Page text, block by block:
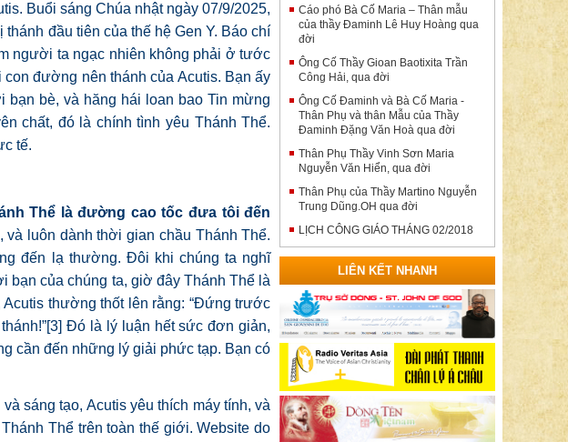
Buổi sáng Chúa nhật ngày 07/9/2025,
đầu tiên của thế hệ Gen Y. Báo chí
người ta ngạc nhiên không phải ở tước
đường nên thánh của Acutis. Bạn ấy
bè, và hăng hái loan bao Tin mừng
chất, đó là chính tình yêu Thánh Thể.
tế.
Thể là đường cao tốc đưa tôi đến
luôn dành thời gian chầu Thánh Thể.
đến lạ thường. Đôi khi chúng ta nghĩ
của chúng ta, giờ đây Thánh Thể là
thường thốt lên rằng: “Đứng trước
[3] Đó là lý luận hết sức đơn giản,
cần đến những lý giải phức tạp. Bạn có
sáng tạo, Acutis yêu thích máy tính, và
Thể trên toàn thế giới. Website do
Cáo phó Bà Cố Maria – Thân mẫu
của thầy Đaminh Lê Huy Hoàng qua
đời
Ông Cố Thầy Gioan Baotixita Trần
Công Hải, qua đời
Ông Cố Đaminh và Bà Cố Maria -
Thân Phụ và thân Mẫu của Thầy
Đaminh Đặng Văn Hoà qua đời
Thân Phụ Thầy Vinh Sơn Maria
Nguyễn Văn Hiển, qua đời
Thân Phụ của Thầy Martino Nguyễn
Trung Dũng.OH qua đời
LỊCH CÔNG GIÁO THÁNG 02/2018
LIÊN KẾT NHANH